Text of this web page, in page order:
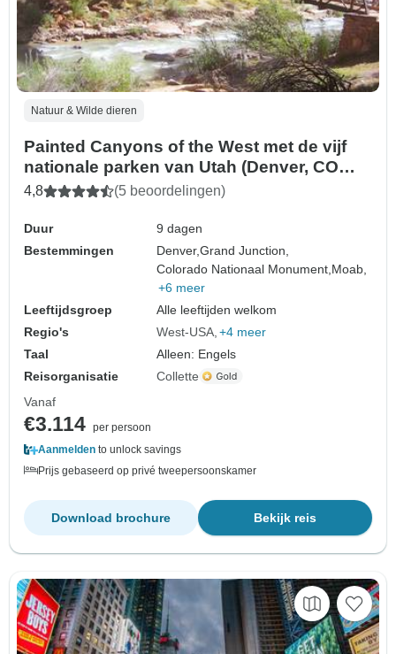
Natuur & Wilde dieren
Painted Canyons of the West met de vijf
nationale parken van Utah (Denver, CO
naar Las Vegas, NV) (2026)
4,8 (5 beoordelingen)
Duur
9 dagen
Bestemmingen
Denver,Grand Junction,
Colorado Nationaal Monument, Moab,
+6 meer
Leeftijdsgroep
Alle leeftijden welkom
Regio's
West-USA +4 meer
Taal
Alleen: Engels
Reisorganisatie
Collette
Vanaf
€3.114 per persoon
Aanmelden to unlock savings
Prijs gebaseerd op privé tweepersoonskamer
Bekijk reis
Download brochure